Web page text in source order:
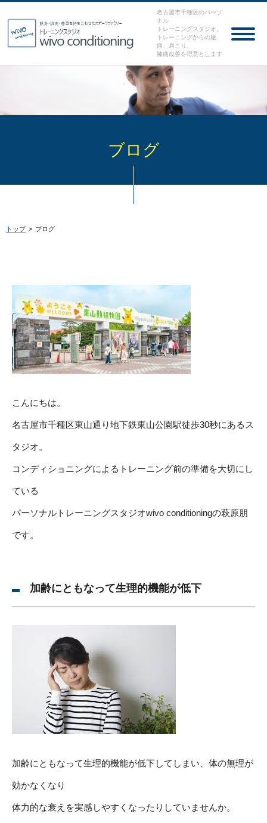
名古屋市千種区のパーソ
ナル
トレーニングスタジオ。
トレーニングからの腰
痛、肩こり、
膝痛改善を得意とします
ブログ
トップ > ブログ
こんにちは。
名古屋市千種区東山通り地下鉄東山公園駅徒歩30秒にあるス
タジオ。
コンディショニングによるトレーニング前の準備を大切にし
ている
パーソナルトレーニングスタジオwivo conditioningの萩原朋
です。
加齢にともなって生理的機能が低下
加齢にともなって生理的機能が低下してしまい、体の無理が
効かなくなり
体力的な衰えを実感しやすくなったりしていませんか。